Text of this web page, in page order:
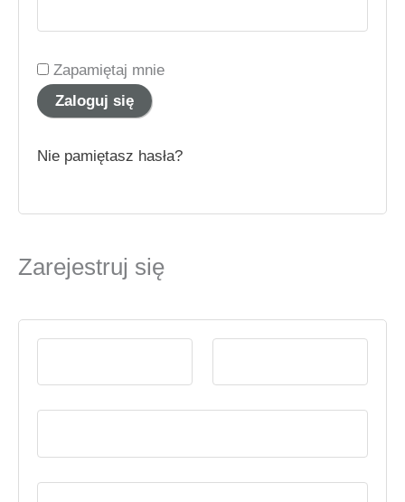
Zapamiętaj mnie
Zaloguj się
Nie pamiętasz hasła?
Zarejestruj się